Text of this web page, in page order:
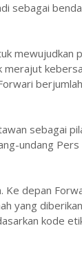
sebagai
mewujudkan
merajut
sebagai
undang
Ke depan
yang
kode